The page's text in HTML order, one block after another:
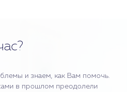
и знаем, как Вам помочь.
в прошлом преодолели